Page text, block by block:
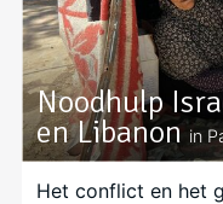
Noodhulp
en Libanonin
Het conflict en het